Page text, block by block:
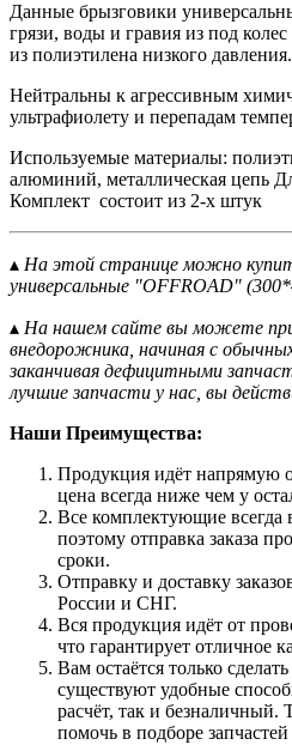
Данные брызговики
грязи, воды и гравия из под
из полиэтилена низкого давления.
Нейтральны к агрессивным
ультрафиолету и перепадам
Используемые материалы:
алюминий, металлическая цепь
Комплект состоит из 2-х штук
▴ На этой странице можно
универсальные "OFFROAD"
▴ На нашем сайте вы можете
внедорожника, начиная с
заканчивая дефицитными
лучшие запчасти у нас, вы
Наши Преимущества:
Продукция идёт напрямую
цена всегда ниже чем у
Все комплектующие всегда
поэтому отправка заказа
сроки.
Отправку и доставку
России и СНГ.
Вся продукция идёт от
что гарантирует отличное
Вам остаётся только
существуют удобные
расчёт, так и
помочь в подборе